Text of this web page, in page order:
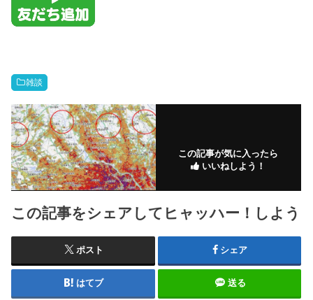
雑談
この記事が気に入ったら
いいねしよう！
この記事をシェアしてヒャッハー！しよう
ポスト シェア
はてブ 送る